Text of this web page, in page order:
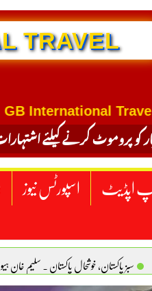
TRAVEL
International Travel
کو پروموٹ کرنے کیلئے
اپڈیٹ اسپورٹس نیوز
سبز پاکستان، خوشحال پاکستان . سلیم خان